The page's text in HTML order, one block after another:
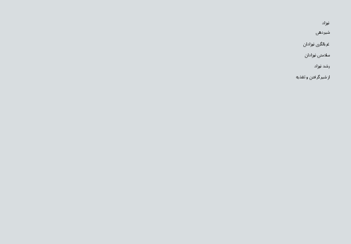
نوزاد
شیردهی
غربالگری نوزادان
سلامتی نوزادان
رشد نوزاد
از شیر گرفتن و تغذیه